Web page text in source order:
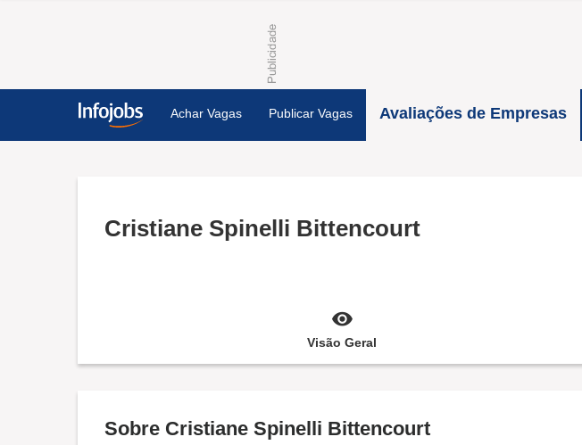
Achar Vagas Publicar Vagas Avaliações de Empresas
Cristiane Spinelli Bittencourt
Visão Geral
Sobre Cristiane Spinelli Bittencourt